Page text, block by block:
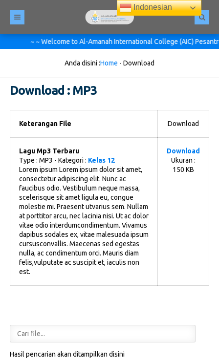
~ ~ Welcome to Al-Amanah International College (AIC)
Anda disini :Home - Download
Download : MP3
Keterangan File Download
Lagu Mp3 Terbaru
Type : MP3 - Kategori : Kelas 12
Lorem ipsum Lorem ipsum dolor sit amet,
consectetur adipiscing elit. Nunc ac
faucibus odio. Vestibulum neque massa,
scelerisque sit amet ligula eu, congue
molestie mi. Praesent utvarius sem. Nullam
at porttitor arcu, nec lacinia nisi. Ut ac dolor
vitae odio interdumcondimentum. Vivamus
dapibus sodales ex, vitae malesuada ipsum
cursusconvallis. Maecenas sed egestas
nulla, ac condimentum orci. Mauris diam
felis,vulputate ac suscipit et, iaculis non
est.
Download
Ukuran :
150 KB
Hasil pencarian akan ditampilkan disini
Indonesian